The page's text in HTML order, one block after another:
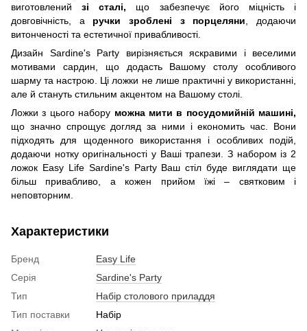
виготовлений зі сталі, що забезпечує його міцність і
довговічність, а ручки зроблені з порцеляни , додаючи
витонченості та естетичної привабливості.
Дизайн Sardine's Party вирізняється яскравими і веселими
мотивами сардин, що додасть Вашому столу особливого
шарму та настрою. Ці ложки не лише практичні у використанні,
але й стануть стильним акцентом на Вашому столі.
Ложки з цього набору можна мити в посудомийній машині,
що значно спрощує догляд за ними і економить час. Вони
підходять для щоденного використання і особливих подій,
додаючи нотку оригінальності у Ваші трапези. З набором із 2
ложок Easy Life Sardine's Party Ваш стіл буде виглядати ще
більш привабливо, а кожен прийом їжі – святковим і
неповторним.
Характеристики
Бренд
Easy Life
Серія
Sardine's Party
Тип
Набір столового приладдя
Тип поставки
Набір